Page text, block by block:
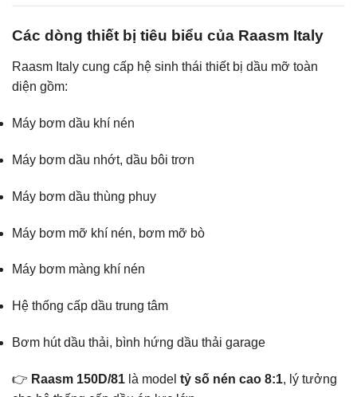
Các dòng thiết bị tiêu biểu của Raasm Italy
Raasm Italy cung cấp hệ sinh thái thiết bị dầu mỡ toàn
diện gồm:
Máy bơm dầu khí nén
Máy bơm dầu nhớt, dầu bôi trơn
Máy bơm dầu thùng phuy
Máy bơm mỡ khí nén, bơm mỡ bò
Máy bơm màng khí nén
Hệ thống cấp dầu trung tâm
Bơm hút dầu thải, bình hứng dầu thải garage
👉 Raasm 150D/81 là model tỷ số nén cao 8:1, lý tưởng